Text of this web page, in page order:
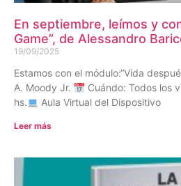
En septiembre, leímos y
Game”, de Alessandro
19/09/2025
Estamos con el módulo:“Vida
A. Moody Jr.
Cuándo: Todos los
hs.
Aula Virtual del Dispositivo
Leer más